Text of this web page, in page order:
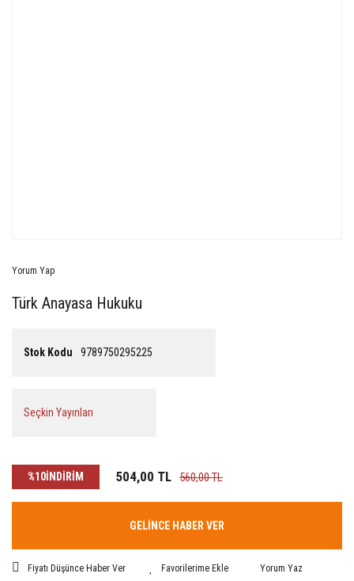
Yorum Yap
Türk Anayasa Hukuku
Stok Kodu 9789750295225
Seçkin Yayınları
%10İNDİRİM 504,00 TL 560,00 TL
GELİNCE HABER VER
Fiyatı Düşünce Haber Ver Yorum Yaz